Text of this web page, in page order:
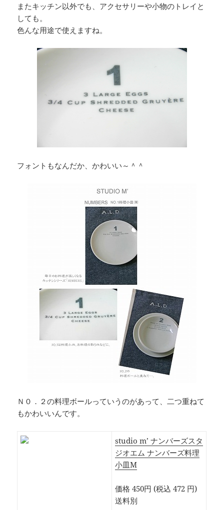
またキッチン以外でも、アクセサリーや小物のトレイと
しても。
色んな用途で使えますね。
フォントもなんだか、かわいい～＾＾
Ｎ０．２の料理ボールっていうのがあって、二つ重ねて
もかわいいんです。
studio m’ ナンバーズスタ
ジオエム ナンバーズ料理
小皿M
価格 450円 (税込 472 円)
送料別